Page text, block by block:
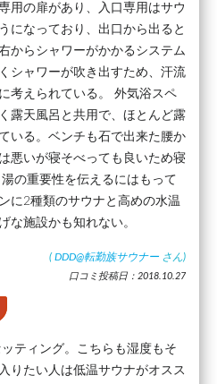
用の扉があり、入口専用はサウ
になっており、出口から出ると
からシャワーがかかるシステム
シャワーが吹き出すため、汗流
考えられている。 外気浴スペ
露天風呂と共用で、ほとんど露
いる。ベンチも石で出来た腰か
悪いが寝そべっても良いため寝
の重要性を伝えるにはもって
に2種類のサウナと高めの水温
な施設かも知れない。
( DDD@転勤族サウナー さん)
口コミ投稿日：2018.10.27
ティング。こちらも湿度もそ
りたい人は低温サウナがオスス